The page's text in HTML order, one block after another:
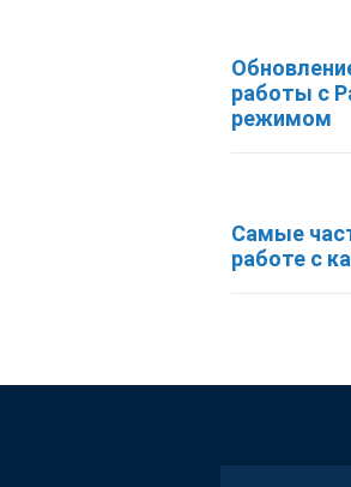
работы с
режимом
Самые
работе с